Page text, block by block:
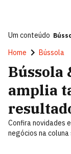
Um conteúdo
Home Bússola
Bússola
amplia
Confira novidades
negócios na